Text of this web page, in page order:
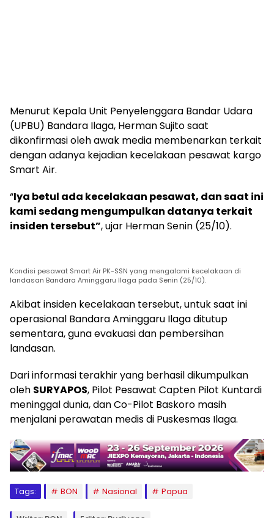
Menurut Kepala Unit Penyelenggara Bandar Udara
(UPBU) Bandara Ilaga, Herman Sujito saat
dikonfirmasi oleh awak media membenarkan terkait
dengan adanya kejadian kecelakaan pesawat kargo
Smart Air.
“Iya betul ada kecelakaan pesawat, dan saat ini
kami sedang mengumpulkan datanya terkait
insiden tersebut”, ujar Herman Senin (25/10).
Kondisi pesawat Smart Air PK-SSN yang mengalami kecelakaan di
landasan Bandara Aminggaru Ilaga pada Senin (25/10).
Akibat insiden kecelakaan tersebut, untuk saat ini
operasional Bandara Aminggaru Ilaga ditutup
sementara, guna evakuasi dan pembersihan
landasan.
Dari informasi terakhir yang berhasil dikumpulkan
oleh SURYAPOS, Pilot Pesawat Capten Pilot Kuntardi
meninggal dunia, dan Co-Pilot Baskoro masih
menjalani perawatan medis di Puskesmas Ilaga.
Tags: BON Nasional Papua